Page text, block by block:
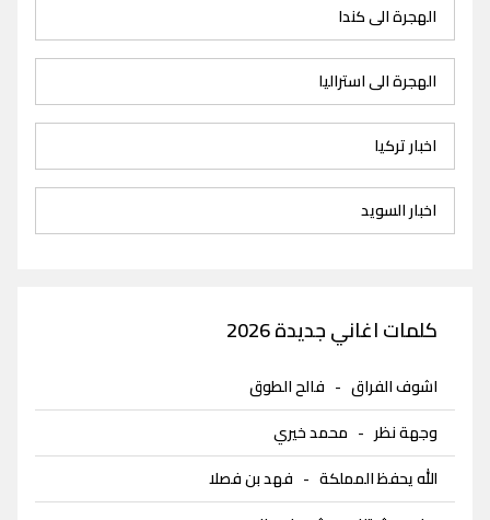
الهجرة الى كندا
الهجرة الى استراليا
اخبار تركيا
اخبار السويد
كلمات اغاني جديدة 2026
اشوف الفراق - فالح الطوق
وجهة نظر - محمد خيري
الله يحفظ المملكة - فهد بن فصلا